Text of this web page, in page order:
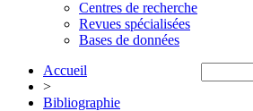
Centres de recherche
Revues spécialisées
Bases de données
Accueil
>
Bibliographie